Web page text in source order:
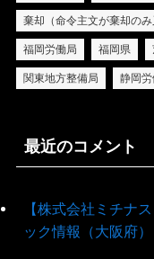
棄却（命令主文が棄却のみ
福岡労働局 福岡県
関東地方整備局 静岡労
最近のコメント
【株式会社ミチナ
ック情報（大阪府）